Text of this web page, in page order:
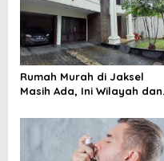
Rumah Murah di Jaksel
Masih Ada, Ini Wilayah dan